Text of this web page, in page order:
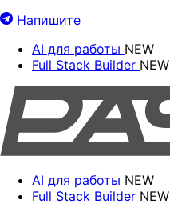
Напишите
AI для работы NEW
Full Stack Builder NEW
AI для работы NEW
Full Stack Builder NEW